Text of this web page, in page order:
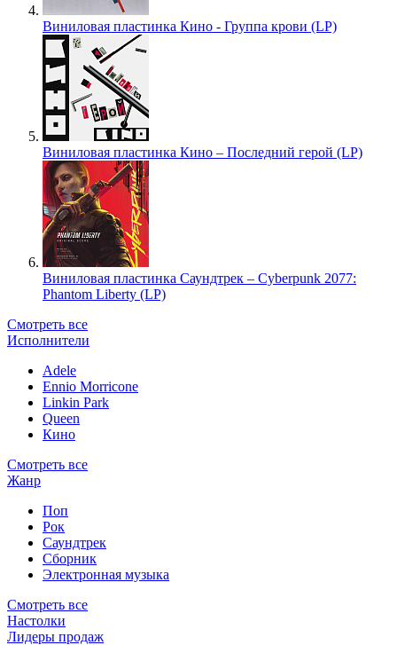
Виниловая пластинка Кино - Группа крови (LP)
Виниловая пластинка Кино – Последний герой (LP)
Виниловая пластинка Саундтрек – Cyberpunk 2077:
Phantom Liberty (LP)
Смотреть все
Исполнители
Adele
Ennio Morricone
Linkin Park
Queen
Кино
Смотреть все
Жанр
Поп
Рок
Саундтрек
Сборник
Электронная музыка
Смотреть все
Настолки
Лидеры продаж